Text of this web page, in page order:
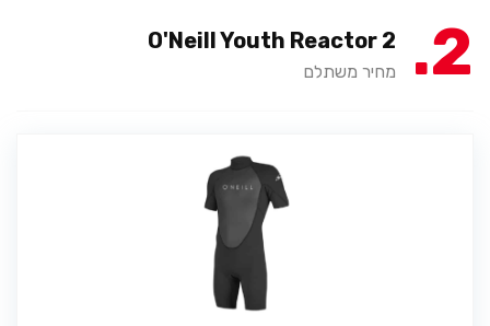
2
O'Neill Youth Reactor 2
מחיר משתלם